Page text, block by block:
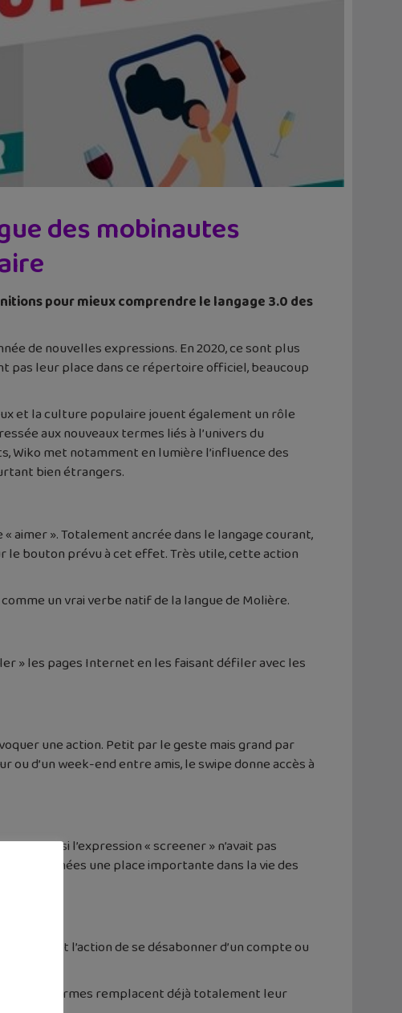
des mobinautes
pour mieux comprendre le langage 3.0 des
de nouvelles expressions. En 2020, ce sont plus
pas leur place dans ce répertoire officiel, beaucoup
et la culture populaire jouent également un rôle
aux nouveaux termes liés à l’univers du
Wiko met notamment en lumière l’influence des
bien étrangers.
aimer ». Totalement ancrée dans le langage courant,
le bouton prévu à cet effet. Très utile, cette action
un vrai verbe natif de la langue de Molière.
» les pages Internet en les faisant défiler avec les
une action. Petit par le geste mais grand par
ou d’un week-end entre amis, le swipe donne accès à
si l’expression « screener » n’avait pas
années une place importante dans la vie des
et l’action de se désabonner d’un compte ou
ces termes remplacent déjà totalement leur